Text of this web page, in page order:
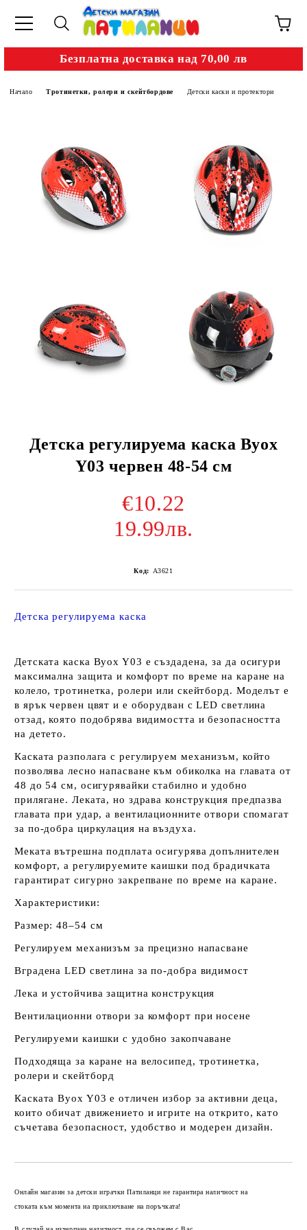
Безплатна доставка над 70,00 лв
Начало Тротинетки, ролери и скейтбордове Детски каски и протектори
Детска регулируема каска Byox
Y03 червен 48-54 см
€10.22
19.99лв.
Код: A3621
Детска регулируема каска
Детската каска Byox Y03 е създадена, за да осигури
максимална защита и комфорт по време на каране на
колело, тротинетка, ролери или скейтборд. Моделът е
в ярък червен цвят и е оборудван с LED светлина
отзад, която подобрява видимостта и безопасността
на детето.
Каската разполага с регулируем механизъм, който
позволява лесно напасване към обиколка на главата от
48 до 54 см, осигурявайки стабилно и удобно
прилягане. Леката, но здрава конструкция предпазва
главата при удар, а вентилационните отвори спомагат
за по-добра циркулация на въздуха.
Меката вътрешна подплата осигурява допълнителен
комфорт, а регулируемите каишки под брадичката
гарантират сигурно закрепване по време на каране.
Характеристики:
Размер: 48–54 см
Регулируем механизъм за прецизно напасване
Вградена LED светлина за по-добра видимост
Лека и устойчива защитна конструкция
Вентилационни отвори за комфорт при носене
Регулируеми каишки с удобно закопчаване
Подходяща за каране на велосипед, тротинетка,
ролери и скейтборд
Каската Byox Y03 е отличен избор за активни деца,
които обичат движението и игрите на открито, като
съчетава безопасност, удобство и модерен дизайн.
Онлайн магазин за детски играчки Патиланци не гарантира наличност на
стоката към момента на приключване на поръчката!